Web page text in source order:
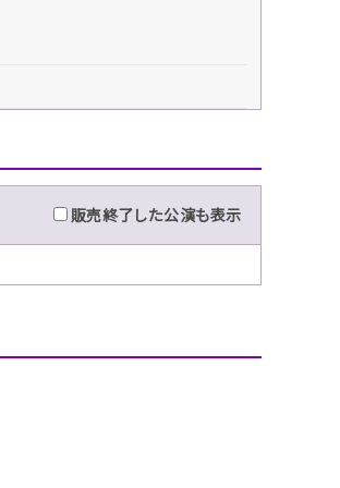
販売終了した公演も表示